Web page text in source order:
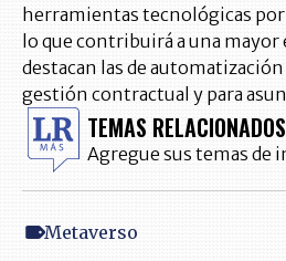
herramientas tecnológicas
lo que contribuirá a una
destacan las de
gestión contractual y para
TEMAS RELACIONADOS
Agregue sus temas de
Metaverso